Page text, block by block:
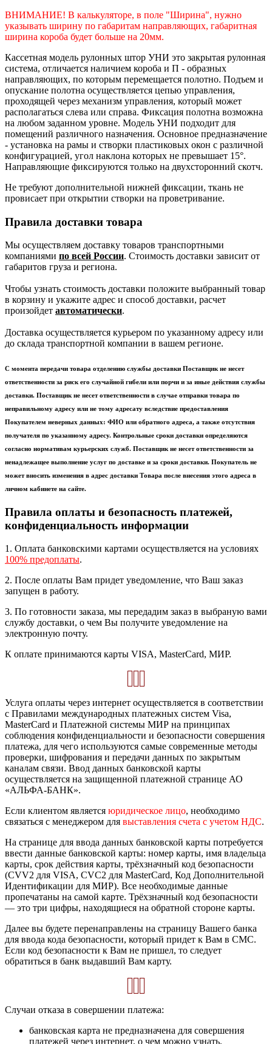
ВНИМАНИЕ! В калькуляторе, в поле "Ширина", нужно
указывать ширину по габаритам направляющих, габаритная
ширина короба будет больше на 20мм.
Кассетная модель рулонных штор УНИ это закрытая рулонная
система, отличается наличием короба и П - образных
направляющих, по которым перемещается полотно. Подъем и
опускание полотна осуществляется цепью управления,
проходящей через механизм управления, который может
располагаться слева или справа. Фиксация полотна возможна
на любом заданном уровне. Модель УНИ подходит для
помещений различного назначения. Основное предназначение
- установка на рамы и створки пластиковых окон с различной
конфигурацией, угол наклона которых не превышает 15°.
Направляющие фиксируются только на двухсторонний скотч.
Не требуют дополнительной нижней фиксации, ткань не
провисает при открытии створки на проветривание.
Правила доставки товара
Мы осуществляем доставку товаров транспортными
компаниями по всей России. Стоимость доставки зависит от
габаритов груза и региона.
Чтобы узнать стоимость доставки положите выбранный товар
в корзину и укажите адрес и способ доставки, расчет
произойдет автоматически.
Доставка осуществляется курьером по указанному адресу или
до склада транспортной компании в вашем регионе.
С момента передачи товара отделению службы доставки Поставщик не несет
ответственности за риск его случайной гибели или порчи и за иные действия службы
доставки. Поставщик не несет ответственности в случае отправки товара по
неправильному адресу или не тому адресату вследствие предоставления
Покупателем неверных данных: ФИО или обратного адреса, а также отсутствия
получателя по указанному адресу. Контрольные сроки доставки определяются
согласно нормативам курьерских служб. Поставщик не несет ответственности за
ненадлежащее выполнение услуг по доставке и за сроки доставки. Покупатель не
может вносить изменения в адрес доставки Товара после внесения этого адреса в
личном кабинете на сайте.
Правила оплаты и безопасность платежей,
конфиденциальность информации
1. Оплата банковскими картами осуществляется на условиях
100% предоплаты.
2. После оплаты Вам придет уведомление, что Ваш заказ
запущен в работу.
3. По готовности заказа, мы передадим заказ в выбраную вами
службу доставки, о чем Вы получите уведомление на
электронную почту.
К оплате принимаются карты VISA, MasterCard, МИР.
Услуга оплаты через интернет осуществляется в соответствии
с Правилами международных платежных систем Visa,
MasterCard и Платежной системы МИР на принципах
соблюдения конфиденциальности и безопасности совершения
платежа, для чего используются самые современные методы
проверки, шифрования и передачи данных по закрытым
каналам связи. Ввод данных банковской карты
осуществляется на защищенной платежной странице АО
«АЛЬФА-БАНК».
Если клиентом является юридическое лицо, необходимо
связаться с менеджером для выставления счета с учетом НДС.
На странице для ввода данных банковской карты потребуется
ввести данные банковской карты: номер карты, имя владельца
карты, срок действия карты, трёхзначный код безопасности
(CVV2 для VISA, CVC2 для MasterCard, Код Дополнительной
Идентификации для МИР). Все необходимые данные
пропечатаны на самой карте. Трёхзначный код безопасности
— это три цифры, находящиеся на обратной стороне карты.
Далее вы будете перенаправлены на страницу Вашего банка
для ввода кода безопасности, который придет к Вам в СМС.
Если код безопасности к Вам не пришел, то следует
обратиться в банк выдавший Вам карту.
Случаи отказа в совершении платежа:
банковская карта не предназначена для совершения
платежей через интернет, о чем можно узнать,